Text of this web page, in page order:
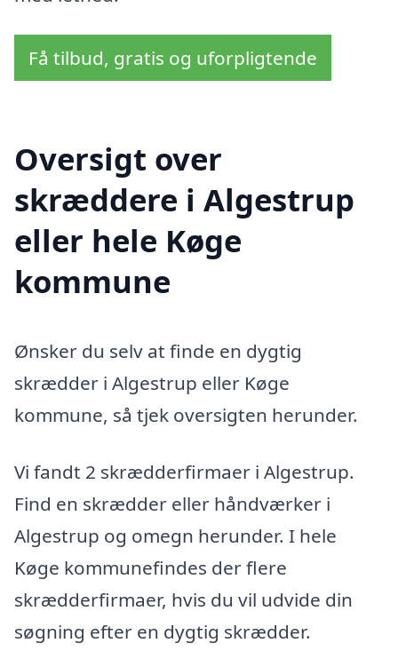
Få tilbud, gratis og uforpligtende
Oversigt over
skræddere i Algestrup
eller hele Køge
kommune
Ønsker du selv at finde en dygtig
skrædder i Algestrup eller Køge
kommune, så tjek oversigten herunder.
Vi fandt 2 skrædderfirmaer i Algestrup.
Find en skrædder eller håndværker i
Algestrup og omegn herunder. I hele
Køge kommunefindes der flere
skrædderfirmaer, hvis du vil udvide din
søgning efter en dygtig skrædder.